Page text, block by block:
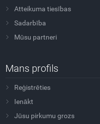
Atteikuma tiesības
Sadarbība
Mūsu partneri
Mans profils
Reģistrēties
Ienākt
Jūsu pirkumu grozs